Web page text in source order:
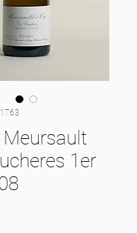
Meursault
1er